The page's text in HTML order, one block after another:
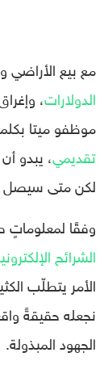
مع بيع الأراضي
الدولارات،
موظفو ميتا بكلمة
تقديمي، يبدو
لكن متى سيصل
وفقًا
الشرائح
الأمر يتطلّب
نجعله حقيقةً
الجهود المبذولة.